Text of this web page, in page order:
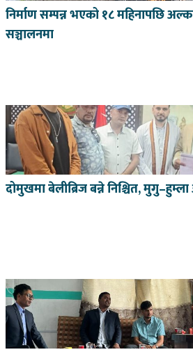
निर्माण सम्पन्न भएको १८ महिनापछि
सञ्चालनमा
दोमुखमा बेलीब्रिज बन्ने निश्चित,